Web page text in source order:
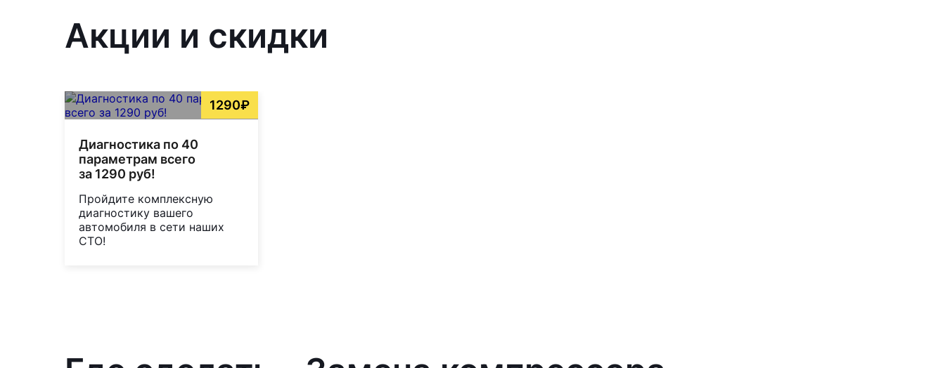
Акции и скидки
1290₽
Диагностика по 40
параметрам всего
за 1290 руб!
Пройдите комплексную
диагностику вашего
автомобиля в сети наших
СТО!